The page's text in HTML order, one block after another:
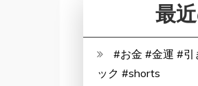
最
#お金 #金運 #引
ック #shorts